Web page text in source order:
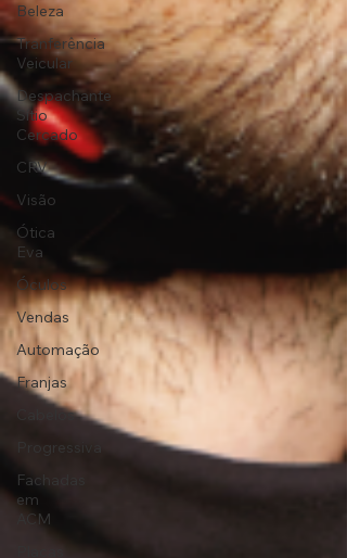
Beleza
Tranferência
Veicular
Despachante
Sítio
Cercado
CRV
Visão
Ótica
Eva
Óculos
Vendas
Automação
Franjas
Cabelos
Progressiva
Fachadas
em
ACM